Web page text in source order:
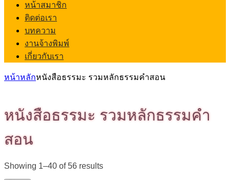
หน้าสมาชิก
ติดต่อเรา
บทความ
งานจ้างพิมพ์
เกี่ยวกับเรา
หน้าหลักหนังสือธรรมะ รวมหลักธรรมคำสอน
หนังสือธรรมะ รวมหลักธรรมคำ
สอน
Showing 1–40 of 56 resultsSorted